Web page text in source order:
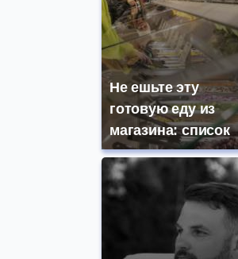
Не ешьте эту
готовую еду из
магазина: список